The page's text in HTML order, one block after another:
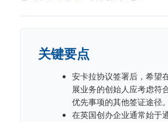
关键要点
安卡拉协议签署后，希望
展业务的创始人应考虑符
优先事项的其他签证途径。
在英国创办企业通常始于